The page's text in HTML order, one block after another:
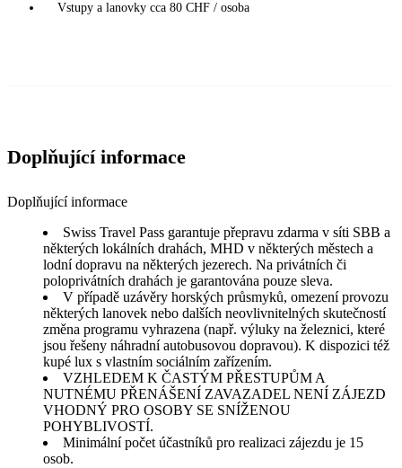
Vstupy a lanovky cca 80 CHF / osoba
Doplňující informace
Doplňující informace
Swiss Travel Pass garantuje přepravu zdarma v síti SBB a
některých lokálních drahách, MHD v některých městech a
lodní dopravu na některých jezerech. Na privátních či
poloprivátních drahách je garantována pouze sleva.
V případě uzávěry horských průsmyků, omezení provozu
některých lanovek nebo dalších neovlivnitelných skutečností
změna programu vyhrazena (např. výluky na železnici, které
jsou řešeny náhradní autobusovou dopravou). K dispozici též
kupé lux s vlastním sociálním zařízením.
VZHLEDEM K ČASTÝM PŘESTUPŮM A
NUTNÉMU PŘENÁŠENÍ ZAVAZADEL NENÍ ZÁJEZD
VHODNÝ PRO OSOBY SE SNÍŽENOU
POHYBLIVOSTÍ.
Minimální počet účastníků pro realizaci zájezdu je 15
osob.